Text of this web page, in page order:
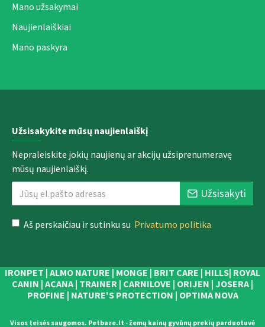
Mano užsakymai
Naujienlaiškiai
Mano paskyra
Užsisakykite mūsų naujienlaiškį
Nepraleiskite jokių naujienų ar akcijų užsiprenumeravę
mūsų naujienlaiškį.
Užsisakyti
Aš perskaičiau ir sutinku su Privatumo politika
IRONPET | ALMO NATURE | MONGE | BRIT CARE | HILLS| ROYAL
CANIN | ACANA | TRAINER | CARNILOVE | ORIJEN | JOSERA |
PROFINE | NATURE'S PROTECTION | OPTIMA NOVA
Visos teisės saugomos. Petbaze.lt - žemų kainų gyvūnų prekių parduotuvė